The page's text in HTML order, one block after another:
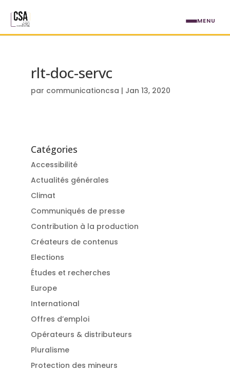
rlt-doc-servc
par communicationcsa | Jan 13, 2020
Catégories
Accessibilité
Actualités générales
Climat
Communiqués de presse
Contribution à la production
Créateurs de contenus
Elections
Études et recherches
Europe
International
Offres d’emploi
Opérateurs & distributeurs
Pluralisme
Protection des mineurs
MENU